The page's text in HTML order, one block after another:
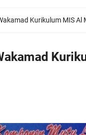
Kurikulum MIS Al